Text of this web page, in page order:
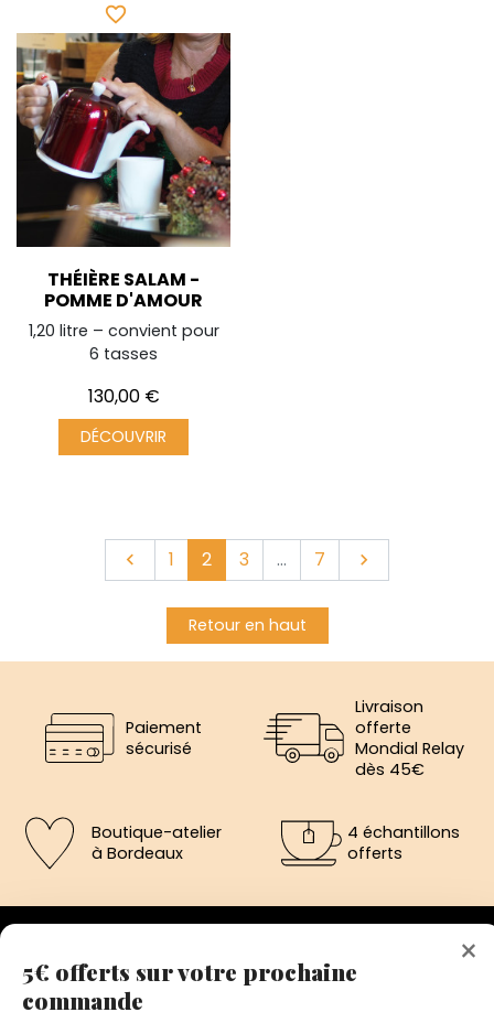
favorite_border
THÉIÈRE SALAM -
POMME D'AMOUR
1,20 litre – convient pour
6 tasses
Prix
130,00 €
DÉCOUVRIR
Précédent
 1 2 3 … 7 Suivant

Retour en haut
Paiement
sécurisé
Livraison
offerte
Mondial Relay
dès 45€
Boutique-atelier
à Bordeaux
4 échantillons
offerts
×
5€ offerts sur votre prochaine
commande